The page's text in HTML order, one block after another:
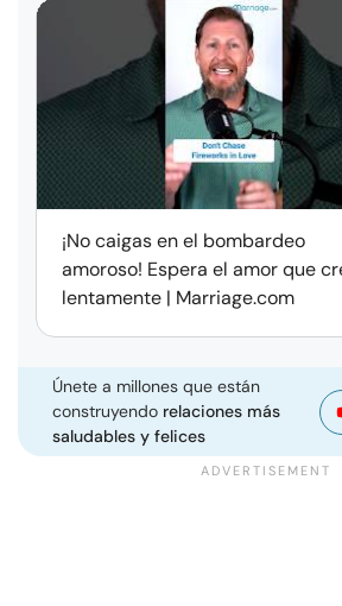
¡No caigas en el bombardeo
amoroso! Espera el amor que
lentamente | Marriage.com
Únete a millones que están
construyendo relaciones más
saludables y felices